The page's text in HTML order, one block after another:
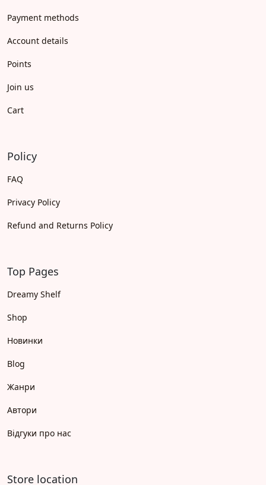
Payment methods
Account details
Points
Join us
Cart
Policy
FAQ
Privacy Policy
Refund and Returns Policy
Top Pages
Dreamy Shelf
Shop
Новинки
Blog
Жанри
Автори
Відгуки про нас
Store location